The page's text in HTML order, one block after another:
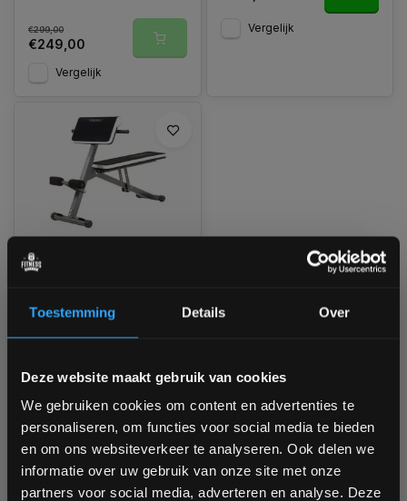
Toestemming Details Over
Deze website maakt gebruik van cookies
We gebruiken cookies om content en advertenties te
personaliseren, om functies voor social media te bieden
en om ons websiteverkeer te analyseren. Ook delen we
informatie over uw gebruik van onze site met onze
partners voor social media, adverteren en analyse. Deze
€299,00
€249,00
Vergelijk
Vergelijk
Toorx Multi Fit WBX-40
1 tot 3 werkdagen
€159,90
Vergelijk
Bam! 5% korting op je volgende
bestelling
Schrijf je in voor onze nieuwsbrief om op de hoogte te
blijven over onze nieuwe producten, deals en meer
interessante info. Ontvang 5% korting op je eerstvolgende
aankoop! 😀